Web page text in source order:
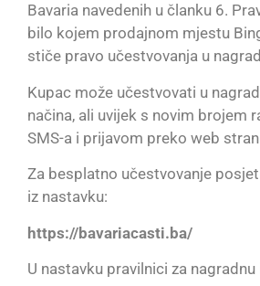
Bavaria navedenih u članku 6.
bilo kojem prodajnom mjestu
stiče pravo učestvovanja u
Kupac može učestvovati u
načina, ali uvijek s novim brojem
SMS-a i prijavom preko web
Za besplatno učestvovanje
iz nastavku:
https://bavariacasti.ba/
U nastavku pravilnici za nagradnu